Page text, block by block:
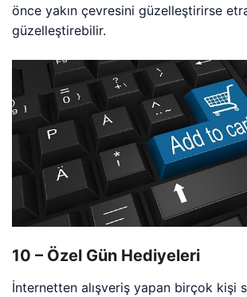
önce yakın çevresini güzelleştirirse
güzelleştirebilir.
10 – Özel Gün Hediyeleri
İnternetten alışveriş yapan birçok kişi